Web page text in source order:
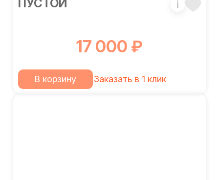
ПУСТОЙ i
17 000 ₽
В корзину Заказать в 1 клик